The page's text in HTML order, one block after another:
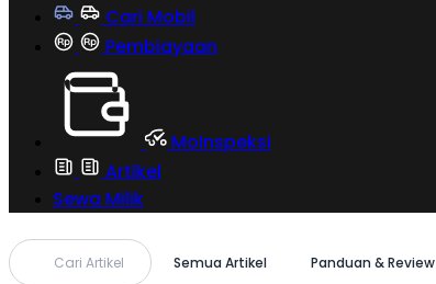
Cari Mobil
Pembiayaan
MoInspeksi
Artikel
Sewa Milik
Cari Artikel Semua Artikel Panduan & Review